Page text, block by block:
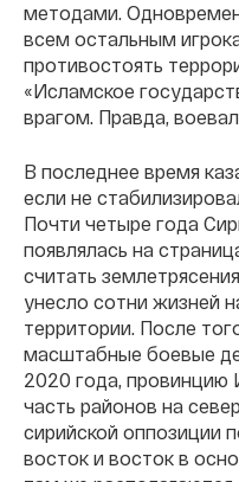
методами.
всем остальным
противостоять
«Исламское
врагом. Правда,
В последнее время
если не
Почти четыре года
появлялась на
считать
унесло сотни жизней
территории. После
масштабные боевые
2020 года, провинцию
часть районов на
сирийской оппозиции
восток и восток в